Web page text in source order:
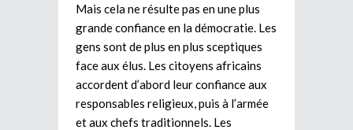
Mais cela ne résulte pas en une plus
grande confiance en la démocratie. Les
gens sont de plus en plus sceptiques
face aux élus. Les citoyens africains
accordent d’abord leur confiance aux
responsables religieux, puis à l’armée
et aux chefs traditionnels. Les